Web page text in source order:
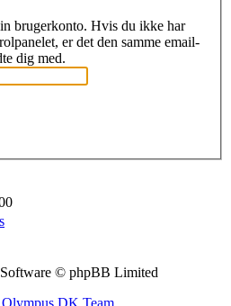
brugerkonto. Hvis du ikke har
er det den samme email-
dig med.
© phpBB Limited
Olympus DK Team